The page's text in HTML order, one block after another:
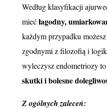
Według klasyfikacji
miećłagodny,
każdym przypadku
zgodnymi z filozofią i
wyleczysz endometriozy
skutki i bolesne
Z ogólnych zaleceń: